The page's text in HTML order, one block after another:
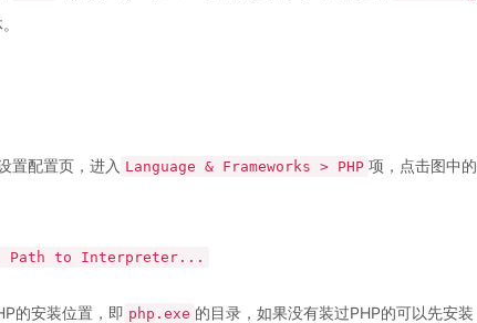
置配置页，进入 Language & Frameworks > PHP 项，点击图中的
Path to Interpreter...
的安装位置，即 php.exe 的目录，如果没有装过PHP的可以先安装